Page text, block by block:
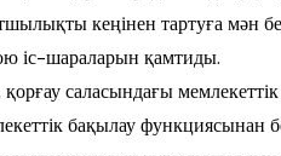
кеңінен тартуға мән
іс-шараларын қамтиды.
саласындағы
бақылау функ­циясынан